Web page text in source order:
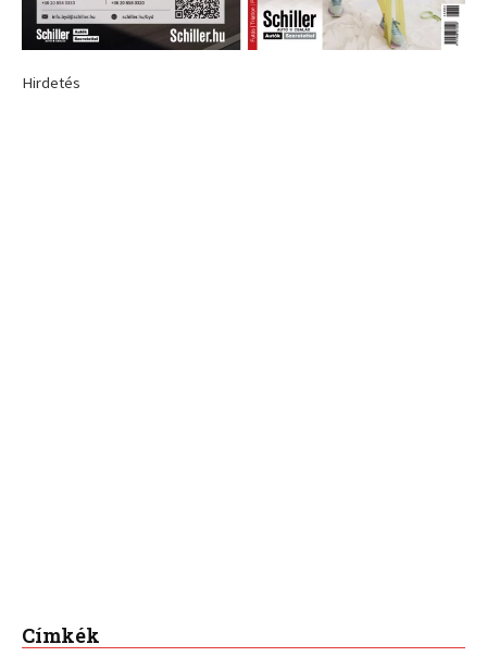
Hirdetés
Címkék